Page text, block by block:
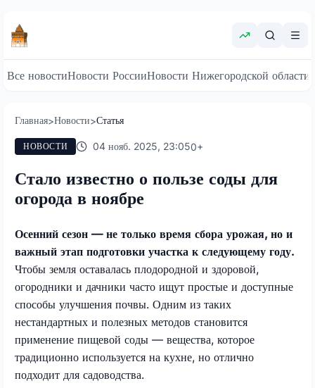
Все новостиНовости РоссииНовости Нижегородской области
Главная>Новости>Статья
НОВОСТИ 04 нояб. 2025, 23:050+
Стало известно о пользе соды для
огорода в ноябре
Осенний сезон — не только время сбора урожая, но и
важный этап подготовки участка к следующему году.
Чтобы земля оставалась плодородной и здоровой,
огородники и дачники часто ищут простые и доступные
способы улучшения почвы. Одним из таких
нестандартных и полезных методов становится
применение пищевой соды — вещества, которое
традиционно используется на кухне, но отлично
подходит для садоводства.